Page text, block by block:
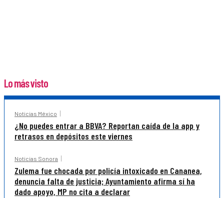
Lo más visto
Noticias México
¿No puedes entrar a BBVA? Reportan caída de la app y
retrasos en depósitos este viernes
Noticias Sonora
Zulema fue chocada por policía intoxicado en Cananea,
denuncia falta de justicia; Ayuntamiento afirma sí ha
dado apoyo, MP no cita a declarar